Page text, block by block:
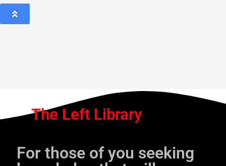
The Left Library
For those of you seeking